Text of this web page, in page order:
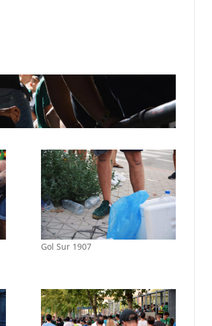
Gol Sur 1907